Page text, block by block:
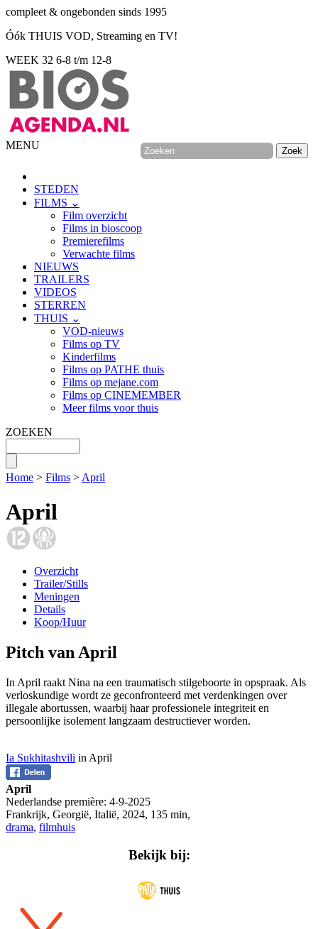
compleet & ongebonden sinds 1995
Óók THUIS VOD, Streaming en TV!
WEEK 32 6-8 t/m 12-8
MENU
STEDEN
FILMS ⌄
Film overzicht
Films in bioscoop
Premierefilms
Verwachte films
NIEUWS
TRAILERS
VIDEOS
STERREN
THUIS ⌄
VOD-nieuws
Films op TV
Kinderfilms
Films op PATHE thuis
Films op mejane.com
Films op CINEMEMBER
Meer films voor thuis
ZOEKEN
Home > Films > April
April
Overzicht
Trailer/Stills
Meningen
Details
Koop/Huur
Pitch van April
In April raakt Nina na een traumatisch stilgeboorte in opspraak. Als
verloskundige wordt ze geconfronteerd met verdenkingen over
illegale abortussen, waarbij haar professionele integriteit en
persoonlijke isolement langzaam destructiever worden.
Ia Sukhitashvili in April
April
Nederlandse première: 4-9-2025
Frankrijk, Georgië, Italië, 2024, 135 min,
drama, filmhuis
Bekijk bij: